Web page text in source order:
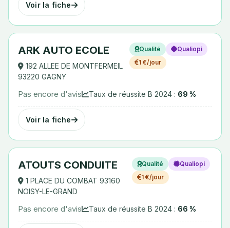
Voir la fiche
ARK AUTO ECOLE
192 ALLEE DE MONTFERMEIL
93220 GAGNY
Qualité
Qualiopi
1 €/jour
Pas encore d'avis Taux de réussite B 2024 : 69 %
Voir la fiche
ATOUTS CONDUITE
1 PLACE DU COMBAT 93160
NOISY-LE-GRAND
Qualité
Qualiopi
1 €/jour
Pas encore d'avis Taux de réussite B 2024 : 66 %